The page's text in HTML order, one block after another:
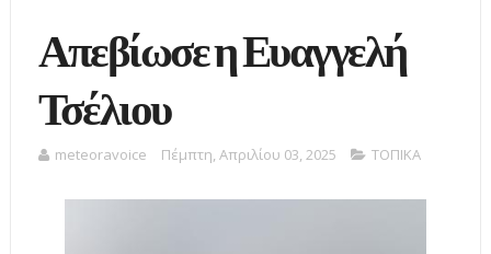
Απεβίωσε η Ευαγγελή
Τσέλιου
meteoravoice Πέμπτη, Απριλίου 03, 2025 ΤΟΠΙΚΑ